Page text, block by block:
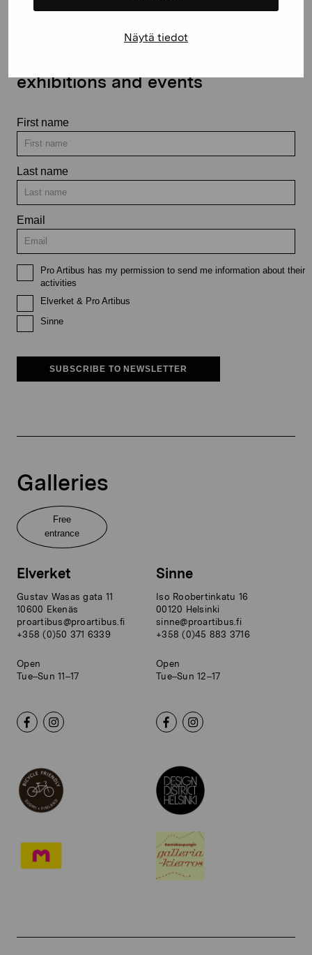
Näytä tiedot
exhibitions and events
First name
Last name
Email
Pro Artibus has my permission to send me information about their
activities
Elverket & Pro Artibus
Sinne
SUBSCRIBE TO NEWSLETTER
Galleries
Free
entrance
Elverket
Gustav Wasas gata 11
10600 Ekenäs
proartibus@proartibus.fi
+358 (0)50 371 6339
Open
Tue–Sun 11–17
Sinne
Iso Roobertinkatu 16
00120 Helsinki
sinne@proartibus.fi
+358 (0)45 883 3716
Open
Tue–Sun 12–17